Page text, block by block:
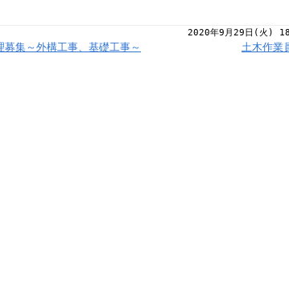
2020年9月29日(火)
集～外構工事、基礎工事～ 土木作業